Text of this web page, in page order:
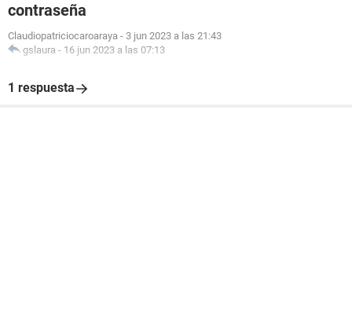
contraseña
Claudiopatriciocaroaraya - 3 jun 2023 a las 21:43
gslaura - 16 jun 2023 a las 07:13
1 respuesta